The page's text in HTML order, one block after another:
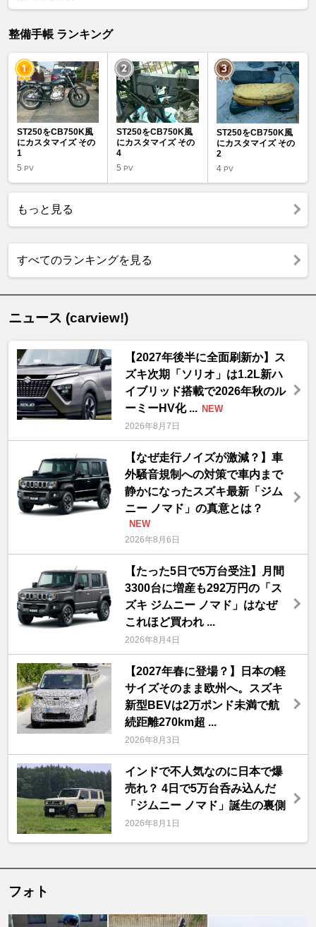
整備手帳 ランキング
ST250をCB750K風
にカスタマイズ その
1
5 PV
ST250をCB750K風
にカスタマイズ その
4
5PV
ST250をCB750K風
にカスタマイズ その
2
4 PV
もっと見る
すべてのランキングを見る
ニュース (carview!)
【2027年後半に全面刷新か】ス
ズキ次期「ソリオ」は1.2L新ハ
イブリッド搭載で2026年秋のル
ーミーHV化 ... NEW
2026年8月7日
【なぜ走行ノイズが激減？】車
外騒音規制への対策で車内まで
静かになったスズキ最新「ジム
ニー ノマド」の真意とは？
NEW
2026年8月6日
【たった5日で5万台受注】月間
3300台に増産も292万円の「ス
ズキ ジムニー ノマド」はなぜ
これほど買われ ...
2026年8月4日
【2027年春に登場？】日本の軽
サイズそのまま欧州へ。スズキ
新型BEVは2万ポンド未満で航
続距離270km超 ...
2026年8月3日
インドで不人気なのに日本で爆
売れ？ 4日で5万台呑み込んだ
「ジムニー ノマド」誕生の裏側
2026年8月1日
フォト